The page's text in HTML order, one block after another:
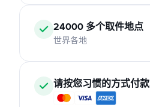
24000 多个取件地点
世界各地
请按您习惯的方式付款